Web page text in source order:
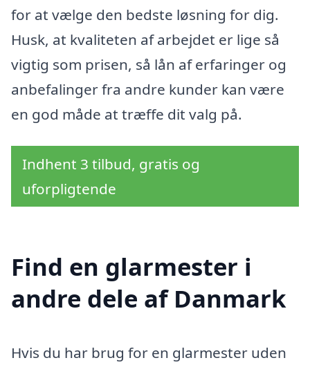
for at vælge den bedste løsning for dig.
Husk, at kvaliteten af arbejdet er lige så
vigtig som prisen, så lån af erfaringer og
anbefalinger fra andre kunder kan være
en god måde at træffe dit valg på.
Indhent 3 tilbud, gratis og
uforpligtende
Find en glarmester i
andre dele af Danmark
Hvis du har brug for en glarmester uden